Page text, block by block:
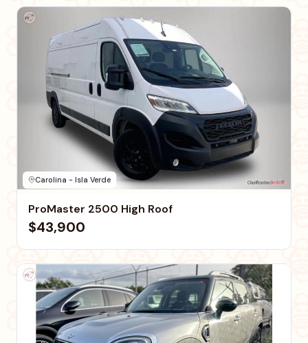
Carolina - Isla Verde
ProMaster 2500 High Roof
$43,900